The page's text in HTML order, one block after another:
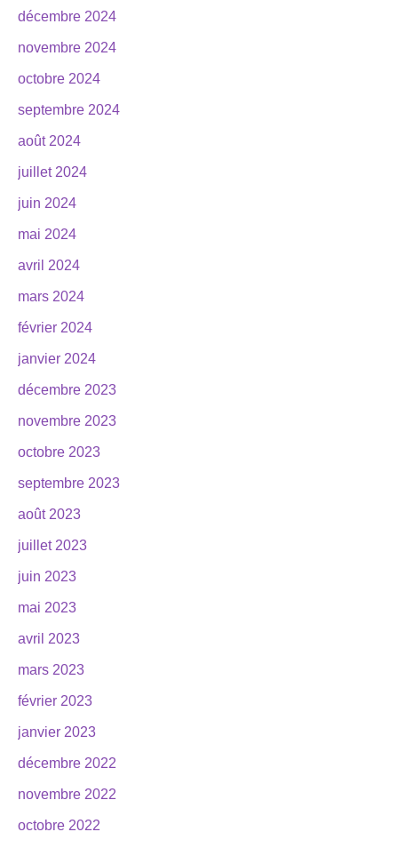
décembre 2024
novembre 2024
octobre 2024
septembre 2024
août 2024
juillet 2024
juin 2024
mai 2024
avril 2024
mars 2024
février 2024
janvier 2024
décembre 2023
novembre 2023
octobre 2023
septembre 2023
août 2023
juillet 2023
juin 2023
mai 2023
avril 2023
mars 2023
février 2023
janvier 2023
décembre 2022
novembre 2022
octobre 2022